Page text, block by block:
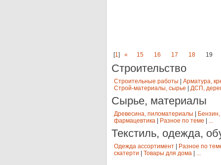
[1] « 15 16 17 18 19
Строительство
Строительные работы
Арматура,
Строй-материалы, сырье
ДСП,
Сырье, материалы
Древесина, пиломатериалы
фармацевтика
Разное по теме ...
Текстиль, одежда,
Одежда ассортимент
Разное по
скатерти
Товары для дома ...